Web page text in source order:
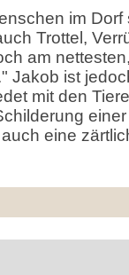
im
Trottel,
am
Jakob ist
mit den
eine